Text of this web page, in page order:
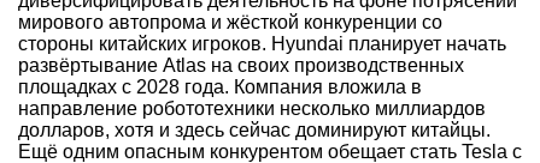
мирового автопрома и жёсткой конкуренции со
стороны китайских игроков. Hyundai планирует начать
развёртывание Atlas на своих производственных
площадках с 2028 года. Компания вложила в
направление робототехники несколько миллиардов
долларов, хотя и здесь сейчас доминируют китайцы.
Ещё одним опасным конкурентом обещает стать Tesla с